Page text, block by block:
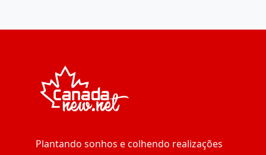
Plantando sonhos e colhendo realizações